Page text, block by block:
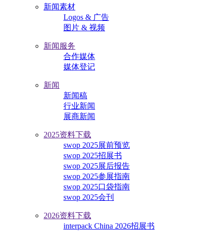
新闻素材
Logos & 广告
图片 & 视频
新闻服务
合作媒体
媒体登记
新闻
新闻稿
行业新闻
展商新闻
2025资料下载
swop 2025展前预览
swop 2025招展书
swop 2025展后报告
swop 2025参展指南
swop 2025口袋指南
swop 2025会刊
2026资料下载
interpack China 2026招展书